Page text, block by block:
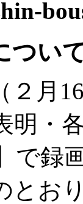
つい
月
明・
で録
お